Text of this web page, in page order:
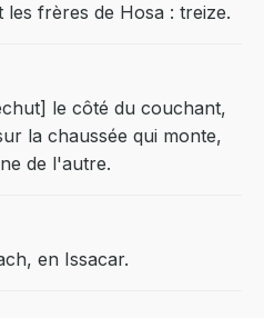
les frères de Hosa : treize.
le côté du couchant,
la chaussée qui monte,
de l'autre.
en Issacar.